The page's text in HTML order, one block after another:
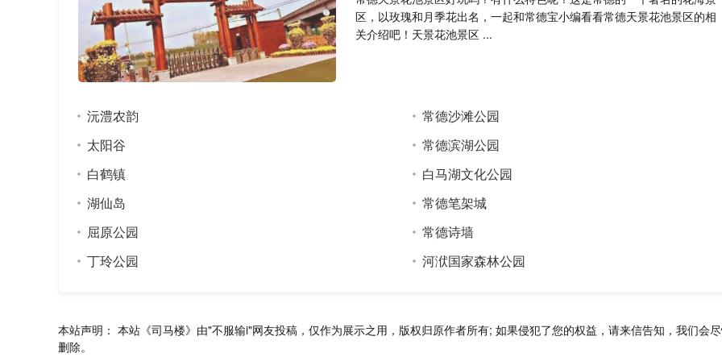
区，以玫瑰和月季花出名，一起和常德宝小编看看常德天景花池景区的相
关介绍吧！天景花池景区 ...
沅澧农韵
太阳谷
白鹤镇
湖仙岛
屈原公园
丁玲公园
常德沙滩公园
常德滨湖公园
白马湖文化公园
常德笔架城
常德诗墙
河洑国家森林公园
本站声明： 本站《司马楼》由"不服输i"网友投稿，仅作为展示之用，版权归原作者所有; 如果侵犯了您的权益，请来信告知，我们会
删除。